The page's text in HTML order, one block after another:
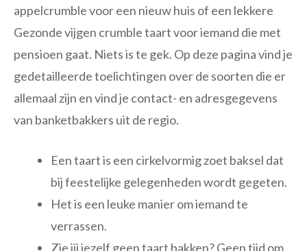
appelcrumble voor een nieuw huis of een lekkere
Gezonde vijgen crumble taart voor iemand die met
pensioen gaat. Niets is te gek. Op deze pagina vind je
gedetailleerde toelichtingen over de soorten die er
allemaal zijn en vind je contact- en adresgegevens
van banketbakkers uit de regio.
Een taart is een cirkelvormig zoet baksel dat
bij feestelijke gelegenheden wordt gegeten.
Het is een leuke manier om iemand te
verrassen.
Zie jij jezelf geen taart bakken? Geen tijd om